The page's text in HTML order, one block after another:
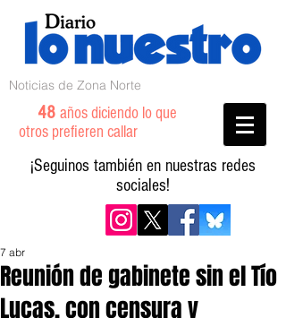
Noticias de Zona Norte
48 años diciendo lo que
otros prefieren callar
¡Seguinos también en nuestras redes
sociales!
Reunión de gabinete sin el Tío
Lucas, con censura y
7 abr